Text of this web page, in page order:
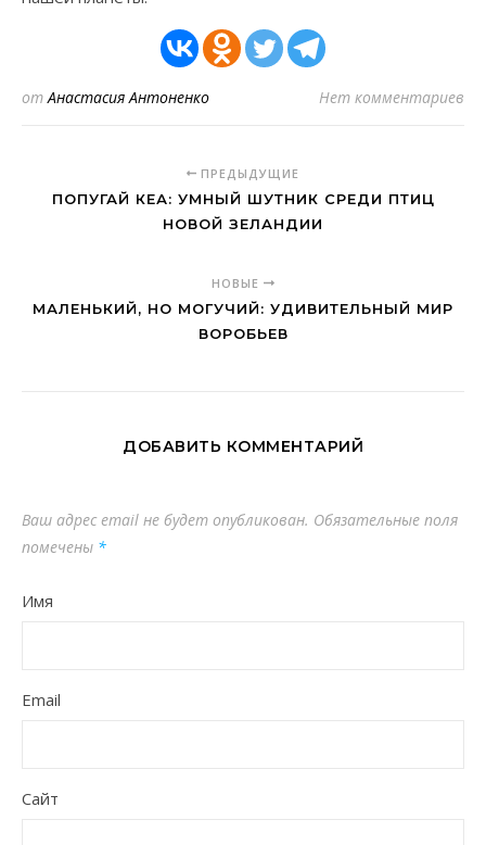
отАнастасия Антоненко Нет комментариев
ПРЕДЫДУЩИЕ
ПОПУГАЙ КЕА: УМНЫЙ ШУТНИК СРЕДИ ПТИЦ
НОВОЙ ЗЕЛАНДИИ
НОВЫЕ
МАЛЕНЬКИЙ, НО МОГУЧИЙ: УДИВИТЕЛЬНЫЙ МИР
ВОРОБЬЕВ
ДОБАВИТЬ КОММЕНТАРИЙ
Ваш адрес email не будет опубликован. Обязательные поля
помечены *
Имя
Email
Сайт